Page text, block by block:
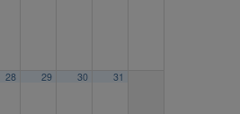
28 29 30 31